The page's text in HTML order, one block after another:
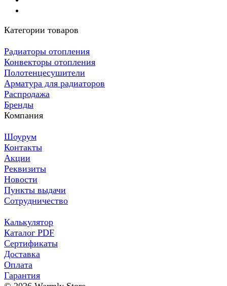
Категории товаров
Радиаторы отопления
Конвекторы отопления
Полотенцесушители
Арматура для радиаторов
Распродажа
Бренды
Компания
Шоурум
Контакты
Акции
Реквизиты
Новости
Пункты выдачи
Сотрудничество
Калькулятор
Каталог PDF
Сертификаты
Доставка
Оплата
Гарантия